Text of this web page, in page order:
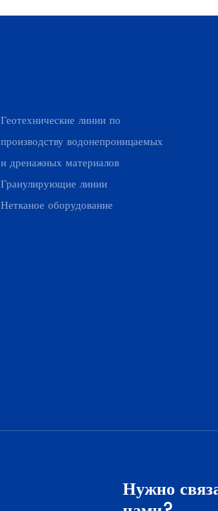
Геотехнические линии по
производству водонепроницаемых
и дренажных материалов
Гранулирующие линии
Нетканое оборудование
Нужно